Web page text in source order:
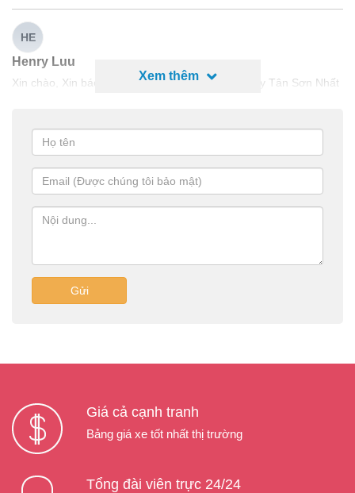
HE
Henry Luu
Xin chào, Xin báo giá thuê xe 16 chỗ rước sân bay Tân Sơn Nhất
Xem thêm
Gửi
Giá cả cạnh tranh
Bảng giá xe tốt nhất thị trường
Tổng đài viên trực 24/24